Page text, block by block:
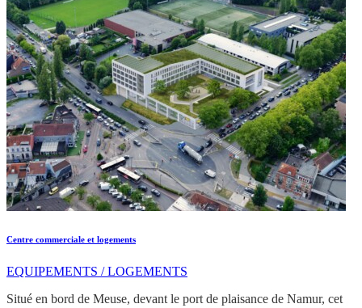
Centre commerciale et logements
EQUIPEMENTS / LOGEMENTS
Situé en bord de Meuse, devant le port de plaisance de Namur, cet